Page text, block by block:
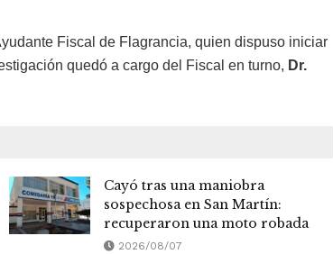
Fiscal de Flagrancia, quien dispuso iniciar
quedó a cargo del Fiscal en turno, Dr.
Cayó tras una maniobra
sospechosa en San Martín:
recuperaron una moto robada
2026/08/07